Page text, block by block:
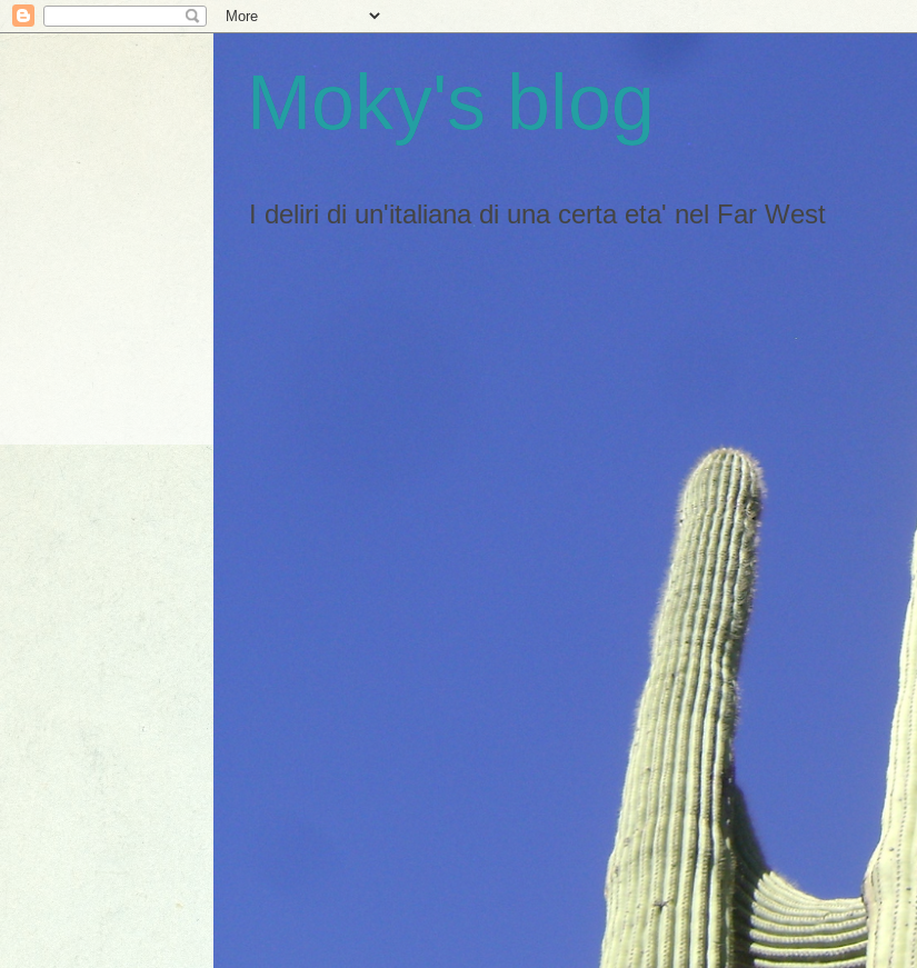
Moky's blog
I deliri di un'italiana di una certa eta' nel Far West